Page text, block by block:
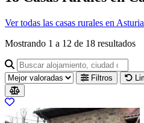
Ver todas las casas rurales en
Mostrando 1 a 12 de 18 resultados
Buscar alojamiento, ciudad o
Filtros
Resultados del listado